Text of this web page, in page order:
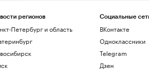
регионов
Петербург и область
Социальные
ВКонтакте
Одноклассники
Telegram
Дзен